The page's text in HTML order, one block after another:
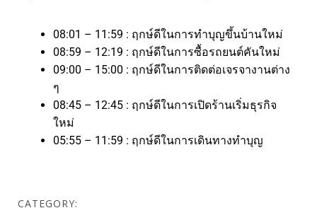
08:01 – 11:59 : ฤกษ์ดีในการทำบุญขึ้นบ้านใหม่
08:59 – 12:19 : ฤกษ์ดีในการซื้อรถยนต์คันใหม่
09:00 – 15:00 : ฤกษ์ดีในการติดต่อเจรจางานต่าง
ๆ
08:45 – 12:45 : ฤกษ์ดีในการเปิดร้านเริ่มธุรกิจ
ใหม่
05:55 – 11:59 : ฤกษ์ดีในการเดินทางทำบุญ
CATEGORY: